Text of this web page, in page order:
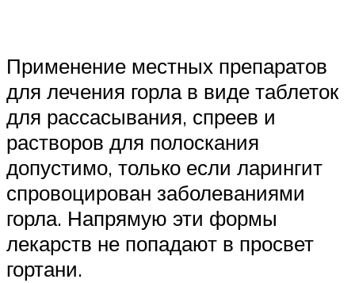
Применение местных препаратов
для лечения горла в виде таблеток
для рассасывания, спреев и
растворов для полоскания
допустимо, только если ларингит
спровоцирован заболеваниями
горла. Напрямую эти формы
лекарств не попадают в просвет
гортани.